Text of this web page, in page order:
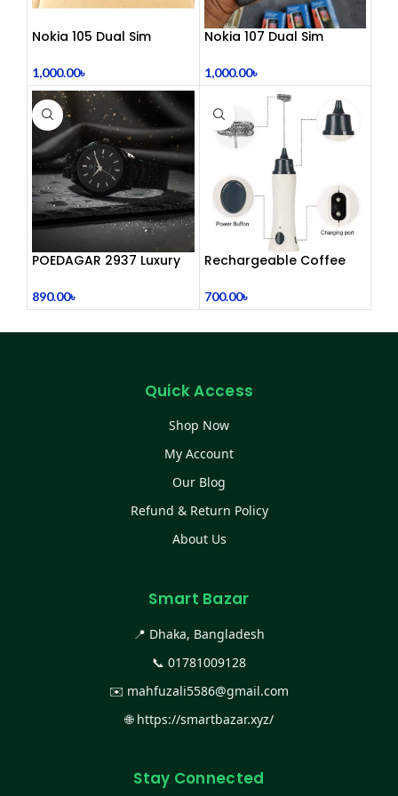
Nokia 105 Dual Sim
1,000.00৳
Nokia 107 Dual Sim
1,000.00৳
POEDAGAR 2937 Luxury
890.00৳
Rechargeable Coffee
Foamer.
700.00৳
Quick Access
Shop Now
My Account
Our Blog
Refund & Return Policy
About Us
Smart Bazar
📍 Dhaka, Bangladesh
📞 01781009128
✉️ mahfuzali5586@gmail.com
🌐 https://smartbazar.xyz/
Stay Connected